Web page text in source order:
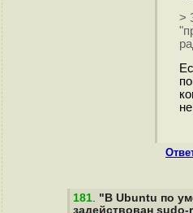
>
181. "В Ubuntu по
задействован